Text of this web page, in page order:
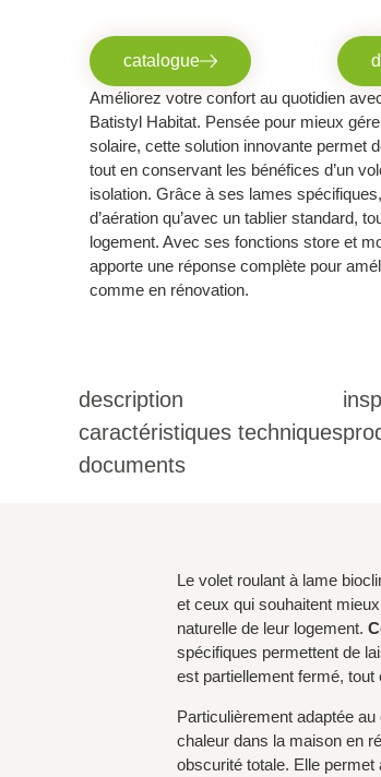
catalogue
Améliorez votre confort au quotidien
Batistyl Habitat. Pensée pour mieux
solaire, cette solution innovante permet
tout en conservant les bénéfices d’un
isolation. Grâce à ses lames
d’aération qu’avec un tablier standard,
logement. Avec ses fonctions store et
apporte une réponse complète pour
comme en rénovation.
description
caractéristiques techniques
documents
Le volet roulant à lame
et ceux qui souhaitent
naturelle de leur logement.
spécifiques permettent de
est partiellement fermé, tout
Particulièrement adaptée au
chaleur dans la maison en
obscurité totale. Elle